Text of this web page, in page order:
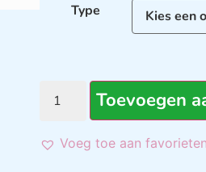
Type
Toevoegen
Voeg toe aan favorieten